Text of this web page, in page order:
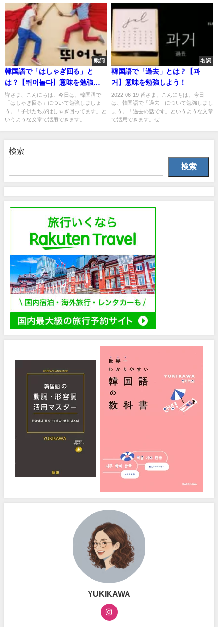
動詞
韓国語で「はしゃぎ回る」と
は？【뛰어놀다】意味を勉強し
よう！
皆さま、こんにちは。今日は、韓国語で
「はしゃぎ回る」について勉強しましょ
う。「子供たちがはしゃぎ回ってます」と
いうような文章で活用できます。...
名詞
韓国語で「過去」とは？【과
거】意味を勉強しよう！
2022-06-19 皆さま、こんにちは。今日
は、韓国語で「過去」について勉強しまし
ょう。「過去の話です」というような文章
で活用できます。ぜ...
検索
検索
YUKIKAWA